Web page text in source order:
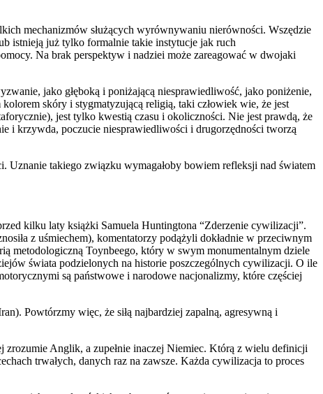
mechanizmów służących wyrównywaniu nierówności. Wszędzie
istnieją już tylko formalnie takie instytucje jak ruch
Na brak perspektyw i nadziei może zareagować w dwojaki
jako głęboką i poniżającą niesprawiedliwość, jako poniżenie,
skóry i stygmatyzującą religią, taki człowiek wie, że jest
jest tylko kwestią czasu i okoliczności. Nie jest prawdą, że
i krzywda, poczucie niesprawiedliwości i drugorzędności tworzą
Uznanie takiego związku wymagałoby bowiem refleksji nad światem
kilku laty książki Samuela Huntingtona “Zderzenie cywilizacji”.
z uśmiechem), komentatorzy podążyli dokładnie w przeciwnym
metodologiczną Toynbeego, który w swym monumentalnym dziele
świata podzielonych na historie poszczególnych cywilizacji. O ile
są państwowe i narodowe nacjonalizmy, które częściej
Powtórzmy więc, że siłą najbardziej zapalną, agresywną i
zrozumie Anglik, a zupełnie inaczej Niemiec. Którą z wielu definicji
trwałych, danych raz na zawsze. Każda cywilizacja to proces